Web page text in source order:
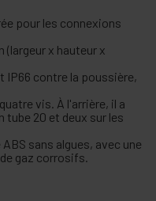
pour les connexions
(largeur x hauteur x
IP66 contre la poussière,
vis. À l'arrière, il a
tube 20 et deux sur les
sans algues, avec une
gaz corrosifs.